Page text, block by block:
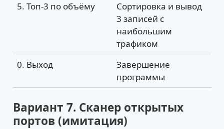
5. Топ-3 по объёму
Сортировка и вывод
3 записей с
наибольшим
трафиком
0. Выход
Завершение
программы
Вариант 7. Сканер открытых
портов (имитация)